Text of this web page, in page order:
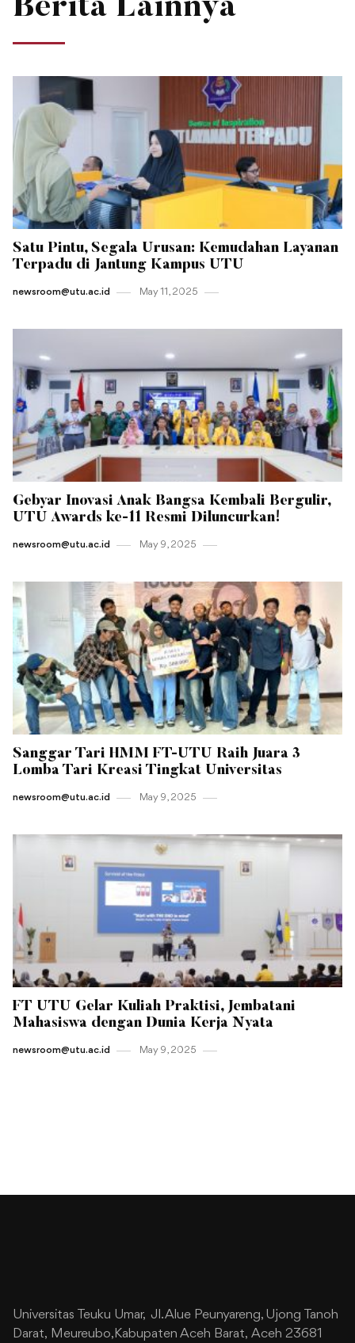
Berita Lainnya
Satu Pintu, Segala Urusan: Kemudahan Layanan
Terpadu di Jantung Kampus UTU
newsroom@utu.ac.id May 11 , 2025
Gebyar Inovasi Anak Bangsa Kembali Bergulir,
UTU Awards ke-11 Resmi Diluncurkan!
newsroom@utu.ac.id May 9 , 2025
Sanggar Tari HMM FT-UTU Raih Juara 3
Lomba Tari Kreasi Tingkat Universitas
newsroom@utu.ac.id May 9 , 2025
FT UTU Gelar Kuliah Praktisi, Jembatani
Mahasiswa dengan Dunia Kerja Nyata
newsroom@utu.ac.id May 9 , 2025
Universitas Teuku Umar, Jl. Alue Peunyareng, Ujong Tanoh
Darat, Meureubo,Kabupaten Aceh Barat, Aceh 23681